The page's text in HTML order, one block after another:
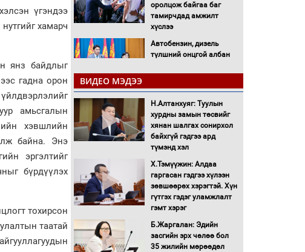
үгэндээ
хамарч
янз байдлыг
гадна орон
амьсгалын
хэвшлийн
байна. Энэ
эргэлтийг
бүрдүүлэх
тохирсон
таатай
оролцож байгаа баг
тамирчдад амжилт
хүслээ
Автобензин, дизель
түлшний онцгой албан
Санхүүгийн хэмнэлтийн
горимд эрүүл мэндийн
салбар хамаарахгүй
Нөөцийн махны
нээлттэй ил тод болгоно
Монгол Улс “COP17”-д
“Тал хээрийн
танилцуулна
16 төрлийн эмийг нэг эх
ВИДЕО МЭДЭЭ
Н.Алтанхуяг: Туулын
хурдны замын төсвийг
хянан шалгах сонирхол
байхгүй гэдгээ ард
түмэнд хэл
Х.Тэмүүжин: Алдаа
гаргасан гэдгээ хүлээн
зөвшөөрөх хэрэгтэй. Хүн
гүтгэх гэдэг уламжлалт
гэмт хэрэг
Б.Жаргалан: Эдийн
засгийн эрх чөлөө бол
35 жилийн мөрөөдөл